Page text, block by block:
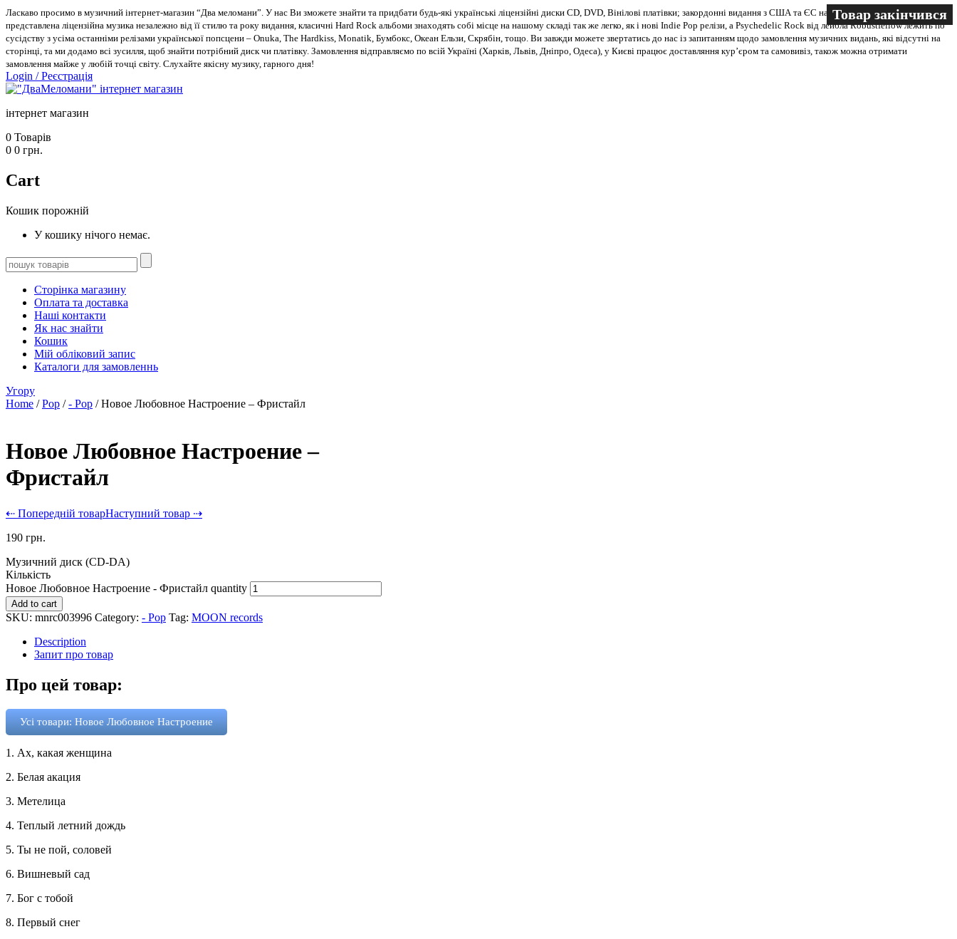
Ласкаво просимо в музичний інтернет-магазин “Два меломани”. У нас Ви зможете знайти та придбати будь-які українські ліцензійні диски CD, DVD, Вінілові платівки; закордонні видання з США та ЄС на всіх носіях. В магазині
представлена ліцензійна музика незалежно від її стилю та року видання, класичні Hard Rock альбоми знаходять собі місце на нашому складі так же легко, як і нові Indie Pop релізи, а Psychedelic Rock від лейбла Robustfellow лежить по
сусідству з усіма останніми релізами української попсцени – Onuka, The Hardkiss, Monatik, Бумбокс, Океан Ельзи, Скрябін, тощо. Ви завжди можете звертатись до нас із запитанням щодо замовлення музичних видань, які відсутні на
сторінці, та ми додамо всі зусилля, щоб знайти потрібний диск чи платівку. Замовлення відправляємо по всій Україні (Харків, Львів, Дніпро, Одеса), у Києві працює доставляння кур’єром та самовивіз, також можна отримати
замовлення майже у любій точці світу. Слухайте якісну музику, гарного дня!
Login /Реєстрація
інтернет магазин
0 Товарів
0 0 грн.
Cart
Кошик порожній
У кошику нічого немає.
Сторінка магазину
Оплата та доставка
Наші контакти
Як нас знайти
Кошик
Мій обліковий запис
Каталоги для замовленнь
Угору
Home /Pop /- Pop / Новое Любовное Настроение – Фристайл
Новое Любовное Настроение –
Фристайл
⇠ Попередній товарНаступний товар ⇢
190 грн.
Музичний диск (CD-DA)
Кількість
Новое Любовное Настроение - Фристайл quantity
Add to cart
SKU: mnrc003996 Category: - Pop Tag: MOON records
Description
Запит про товар
Про цей товар:
Усі товари: Новое Любовное Настроение
1. Ах, какая женщина
2. Белая акация
3. Метелица
4. Теплый летний дождь
5. Ты не пой, соловей
6. Вишневый сад
7. Бог с тобой
8. Первый снег
Товар закінчився
Товар закінчився